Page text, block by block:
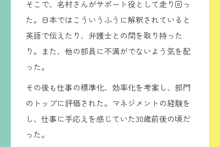
そこで、名村さんがサポート役として走り回っ
た。日本ではこういうふうに解釈されていると
英語で伝えたり、弁護士との間を取り持った
り。また、他の部員に不満がでないよう気を配
った。
その後も仕事の標準化、効率化を考案し、部門
のトップに評価された。マネジメントの経験を
し、仕事に手応えを感じていた30歳前後の頃だ
った。